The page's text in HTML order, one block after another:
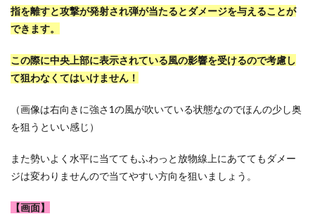
指を離すと攻撃が発射され弾が当たるとダメージを与えることが
できます。
この際に中央上部に表示されている風の影響を受けるので考慮し
て狙わなくてはいけません！
（画像は右向きに強さ1の風が吹いている状態なのでほんの少し奥
を狙うといい感じ）
また勢いよく水平に当ててもふわっと放物線上にあててもダメー
ジは変わりませんので当てやすい方向を狙いましょう。
【画面】